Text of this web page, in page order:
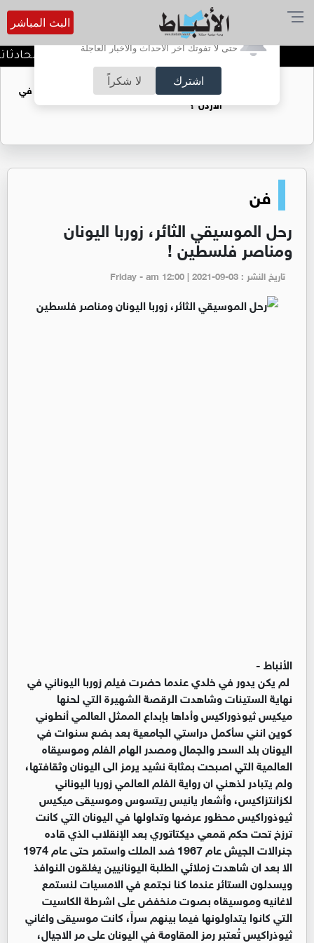
أترغب في تفعيل الإشعارات؟
حتى لا تفوتك آخر الأحداث والأخبار العاجلة
اشترك لا شكراً
البث المباشر
كيف تحافظ على خصوصية محادثاتك
هل غاز الريشة قادر على ان يغطي فجوة الطاقة في
الأردن ؟
فن
رحل الموسيقي الثائر، زوربا اليونان
ومناصر فلسطين !
تاريخ النشر : Friday - am 12:00 | 2021-09-03
الأنباط -
لم يكن يدور في خلدي عندما حضرت فيلم زوربا اليوناني في
نهاية الستينات وشاهدت الرقصة الشهيرة التي لحنها
ميكيس ثيوذوراكيس وأداها بإبداع الممثل العالمي أنطوني
كوين انني سأكمل دراستي الجامعية بعد بضع سنوات في
اليونان بلد السحر والجمال ومصدر الهام الفلم وموسيقاه
العالمية التي اصبحت بمثابة نشيد يرمز الى اليونان وثقافتها،
ولم يتبادر لذهني ان رواية الفلم العالمي زوربا اليوناني
لكزانتزاكيس، وأشعار يانيس ريتسوس وموسيقى ميكيس
ثيوذوراكيس محظور عرضها وتداولها في اليونان التي كانت
ترزخ تحت حكم قمعي ديكتاتوري بعد الإنقلاب الذي قاده
جنرالات الجيش عام 1967 ضد الملك واستمر حتى عام 1974
الا بعد ان شاهدت زملائي الطلبة اليونانيين يغلقون النوافذ
ويسدلون الستائر عندما كنا نجتمع في الامسيات لنستمع
لاغانيه وموسيقاه بصوت منخفض على اشرطة الكاسيت
التي كانوا يتداولونها فيما بينهم سراً، كانت موسيقى واغاني
ثيوذراكيس تُعتبر رمز المقاومة في اليونان على مر الاجيال،